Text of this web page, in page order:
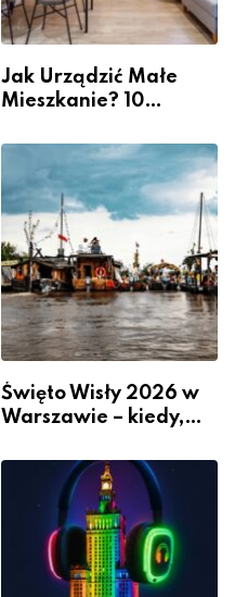
Jak Urządzić Małe
Mieszkanie? 10
Przestrzeni Bez
Kosztownego Remontu
Święto Wisły 2026 w
Warszawie – kiedy,
działo 2 sierpnia